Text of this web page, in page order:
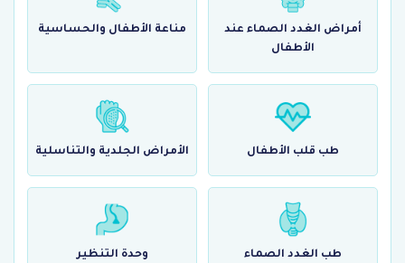
أمراض الغدد الصماء عند
الأطفال
مناعة الأطفال والحساسية
طب قلب الأطفال الأمراض الجلدية والتناسلية
طب الغدد الصماء وحدة التنظير